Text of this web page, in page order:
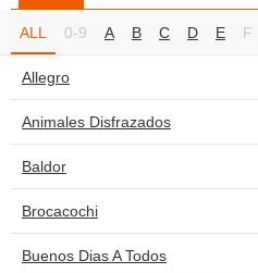
ALL 0-9 A B C D E F
Allegro
Animales Disfrazados
Baldor
Brocacochi
Buenos Dias A Todos